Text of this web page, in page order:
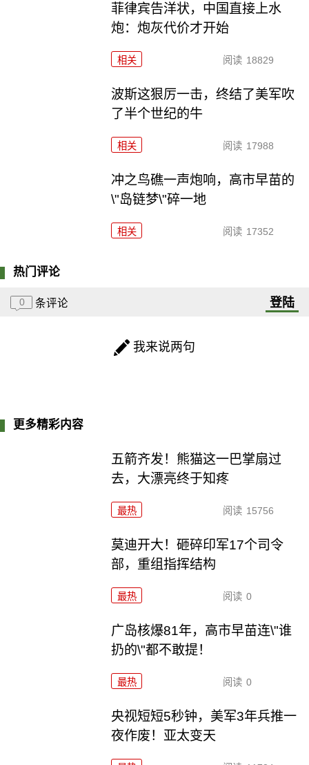
菲律宾告洋状，中国直接上水
炮：炮灰代价才开始
相关 阅读 18829
波斯这狠厉一击，终结了美军吹
了半个世纪的牛
相关 阅读 17988
冲之鸟礁一声炮响，高市早苗的
\"岛链梦\"碎一地
相关 阅读 17352
热门评论
0 条评论 登陆
我来说两句
更多精彩内容
五箭齐发！熊猫这一巴掌扇过
去，大漂亮终于知疼
最热 阅读 15756
莫迪开大！砸碎印军17个司令
部，重组指挥结构
最热 阅读 0
广岛核爆81年，高市早苗连\"谁
扔的\"都不敢提！
最热 阅读 0
央视短短5秒钟，美军3年兵推一
夜作废！亚太变天